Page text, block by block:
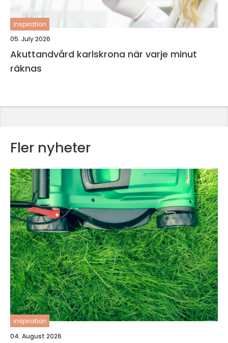
inspiration
05. July 2026
Akuttandvård karlskrona när varje minut
räknas
Fler nyheter
inspiration
04. August 2026